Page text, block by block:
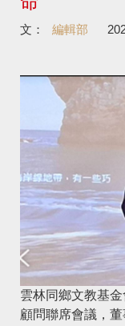
文： 編輯部
雲林同鄉文教基
顧問聯席會議，